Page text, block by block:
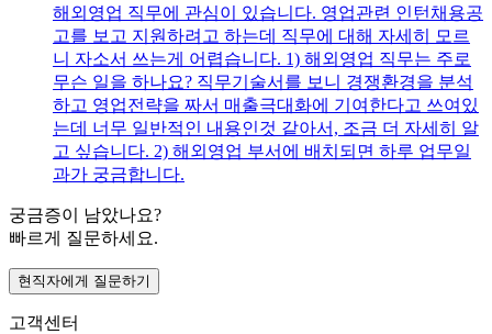
해외영업 직무에 관심이 있습니다. 영업관련 인턴채용공
고를 보고 지원하려고 하는데 직무에 대해 자세히 모르
니 자소서 쓰는게 어렵습니다. 1) 해외영업 직무는 주로
무슨 일을 하나요? 직무기술서를 보니 경쟁환경을 분석
하고 영업전략을 짜서 매출극대화에 기여한다고 쓰여있
는데 너무 일반적인 내용인것 같아서, 조금 더 자세히 알
고 싶습니다. 2) 해외영업 부서에 배치되면 하루 업무일
과가 궁금합니다.
궁금증이 남았나요?
빠르게 질문하세요.
현직자에게 질문하기
고객센터